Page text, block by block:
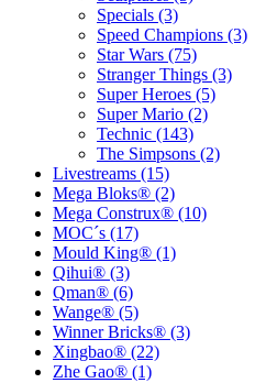
Specials (3)
Speed Champions (3)
Star Wars (75)
Stranger Things (3)
Super Heroes (5)
Super Mario (2)
Technic (143)
The Simpsons (2)
Livestreams (15)
Mega Bloks® (2)
Mega Construx® (10)
MOC´s (17)
Mould King® (1)
Qihui® (3)
Qman® (6)
Wange® (5)
Winner Bricks® (3)
Xingbao® (22)
Zhe Gao® (1)